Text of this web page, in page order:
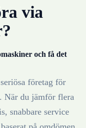
via
och få det
företag för
. När du jämför flera
snabbare service